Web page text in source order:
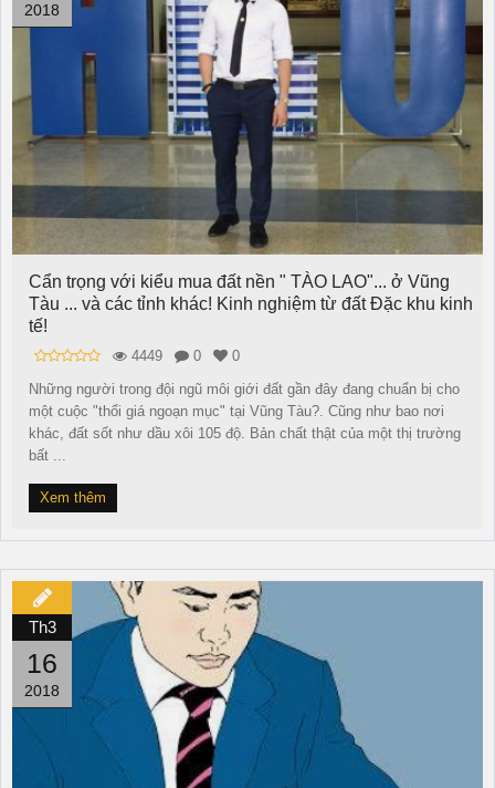
2018
Cẩn trọng với kiểu mua đất nền " TÀO LAO"... ở Vũng
Tàu ... và các tỉnh khác! Kinh nghiệm từ đất Đặc khu kinh
tế!
4449 0
0
Những người trong đội ngũ môi giới đất gần đây đang chuẩn bị cho
một cuộc "thổi giá ngoạn mục" tại Vũng Tàu?. Cũng như bao nơi
khác, đất sốt như dầu xôi 105 độ. Bản chất thật của một thị trường
bất ...
Xem thêm
Th3
16
2018